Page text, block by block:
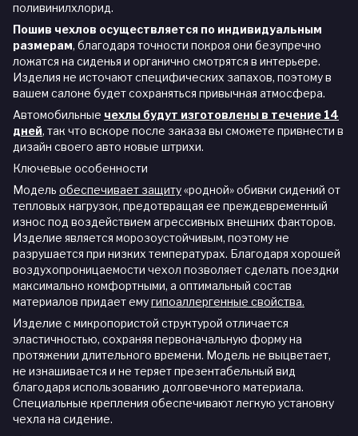
поливинилхлорид.
Пошив чехлов осуществляется по индивидуальным
размерам, благодаря точности покроя они безупречно
ложатся на сиденья и органично смотрятся в интерьере.
Изделия не источают специфических запахов, поэтому в
вашем салоне будет сохраняться привычная атмосфера.
Автомобильные чехлы будут изготовлены в течение 14
дней, так что вскоре после заказа вы сможете привнести в
дизайн своего авто новые штрихи.
Ключевые особенности
Модель обеспечивает защиту«родной» обивки сидений от
тепловых нагрузок, предотвращая ее преждевременный
износ под воздействием агрессивных внешних факторов.
Изделие является морозоустойчивым, поэтому не
разрушается при низких температурах. Благодаря хорошей
воздухопроницаемости чехол позволяет сделать поездки
максимально комфортными, а оптимальный состав
материалов придает емугипоаллергенные свойства.
Изделие с микропористой структурой отличается
эластичностью, сохраняя первоначальную форму на
протяжении длительного времени. Модель не выцветает,
не изнашивается и не теряет презентабельный вид
благодаря использованию долговечного материала.
Специальные крепления обеспечивают легкую установку
чехла на сидение.